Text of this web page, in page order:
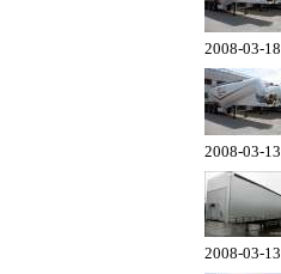
2008-03-18
2008-03-13
2008-03-13